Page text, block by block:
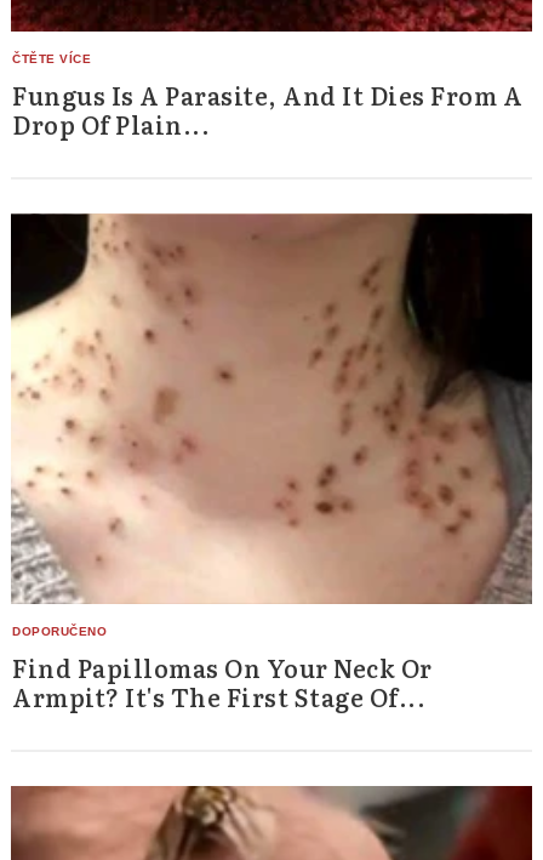
Fungus Is A Parasite, And It Dies From A
Drop Of Plain...
Find Papillomas On Your Neck Or
Armpit? It's The First Stage Of...